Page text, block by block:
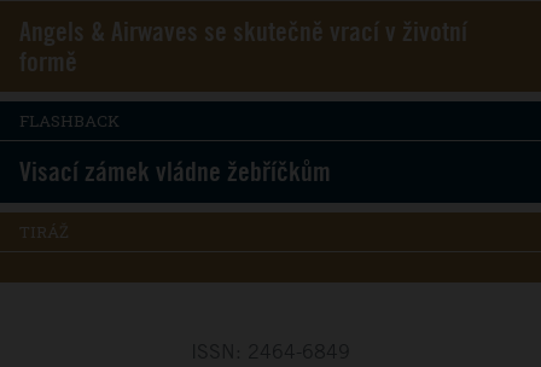
Angels & Airwaves se skutečně vrací v životní
formě
FLASHBACK
Visací zámek vládne žebříčkům
TIRÁŽ